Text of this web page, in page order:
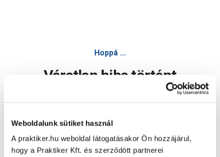
Weboldalunk sütiket használ
A praktiker.hu weboldal látogatásakor Ön hozzájárul,
hogy a Praktiker Kft. és szerződött partnerei
Hoppá ...
Váratlan hiba történt
Oldal újratöltése